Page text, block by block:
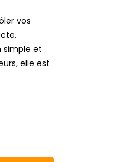
vos
simple et
elle est